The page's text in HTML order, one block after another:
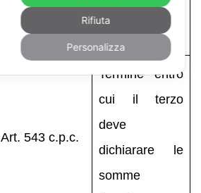
pignoramento
è inefficace .
Art. 543 c.p.c.
Termine entro
cui il terzo
deve
dichiarare le
somme
Rifiuta
Personalizza